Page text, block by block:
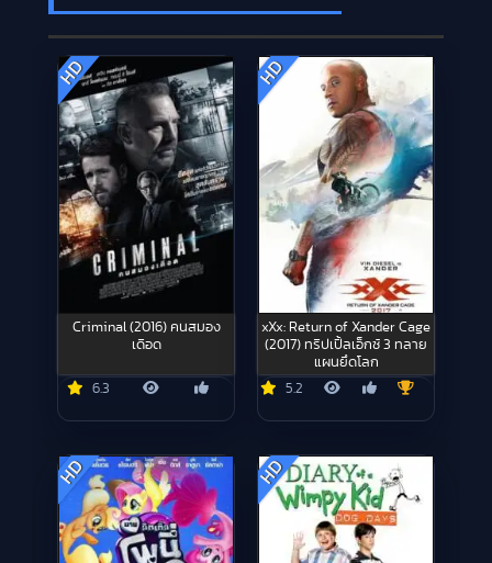
HD
Criminal (2016) คนสมอง
เดือด
6.3
HD
xXx: Return of Xander Cage
(2017) ทริปเปิ้ลเอ็กซ์ 3 ทลาย
แผนยึดโลก
5.2
HD HD